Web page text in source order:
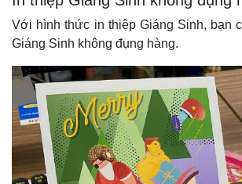
Với hình thức in thiệp Giáng Sinh, bạn
Giáng Sinh không đụng hàng.